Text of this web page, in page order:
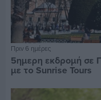
Πριν 6 ημέρες
5ημερη εκδρομή σε
με το Sunrise Tours